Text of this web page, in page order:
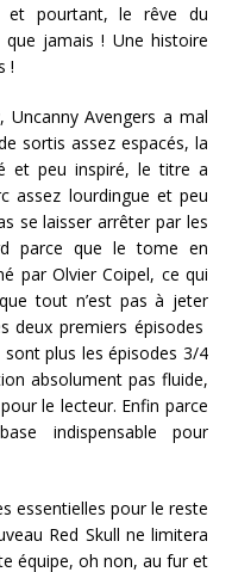
et pourtant, le rêve du
jamais ! Une histoire
!
Avengers a mal
sortis assez espacés, la
et peu inspiré, le titre a
assez lourdingue et peu
se laisser arrêter par les
parce que le tome en
par Olvier Coipel, ce qui
tout n’est pas à jeter
deux premiers épisodes
plus les épisodes 3/4
absolument pas fluide,
le lecteur. Enfin parce
indispensable pour
essentielles pour le reste
Red Skull ne limitera
équipe, oh non, au fur et